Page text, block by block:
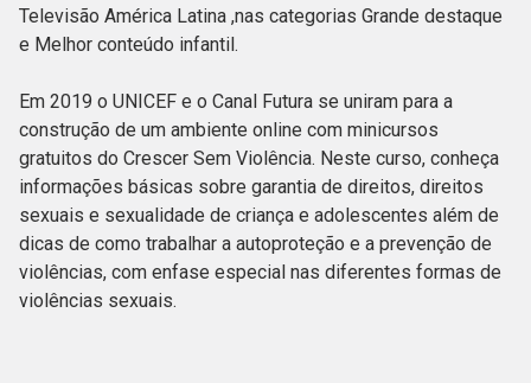
Televisão América Latina ,nas categorias Grande destaque
e Melhor conteúdo infantil.
Em 2019 o UNICEF e o Canal Futura se uniram para a
construção de um ambiente online com minicursos
gratuitos do Crescer Sem Violência. Neste curso, conheça
informações básicas sobre garantia de direitos, direitos
sexuais e sexualidade de criança e adolescentes além de
dicas de como trabalhar a autoproteção e a prevenção de
violências, com enfase especial nas diferentes formas de
violências sexuais.